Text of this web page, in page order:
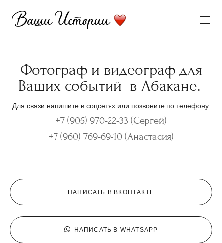
Фотограф и видеограф для
Ваших событий в Абакане.
Для связи напишите в соцсетях или позвоните по телефону.
+7 (905) 970-22-33 (Сергей)
+7 (960) 769-69-10 (Анастасия)
НАПИСАТЬ В ВКОНТАКТЕ
НАПИСАТЬ В WHATSAPP